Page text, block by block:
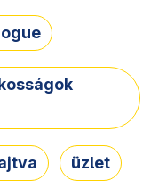
üzlet